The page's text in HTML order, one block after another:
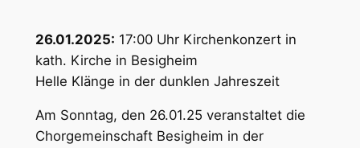
26.01.2025: 17:00 Uhr Kirchenkonzert in
kath. Kirche in Besigheim
Helle Klänge in der dunklen Jahreszeit
Am Sonntag, den 26.01.25 veranstaltet die
Chorgemeinschaft Besigheim in der